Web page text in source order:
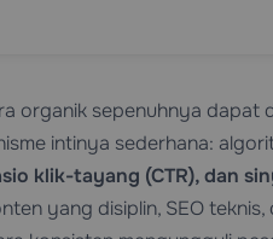
organik sepenuhnya dapat
intinya sederhana:
klik-tayang (CTR), dan
yang disiplin, SEO